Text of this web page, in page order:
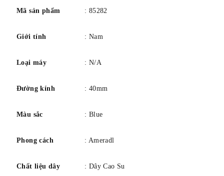
Hình dạng vỏ tròn.
Tang kẹp.
Chức năng: ngày, giờ, phút, giây, tachymeter.
Mã sản phẩm : 85282
Giới tính : Nam
Loại máy : N/A
Đường kính : 40mm
Màu sắc : Blue
Phong cách : Ameradl
Chất liệu dây : Dây Cao Su